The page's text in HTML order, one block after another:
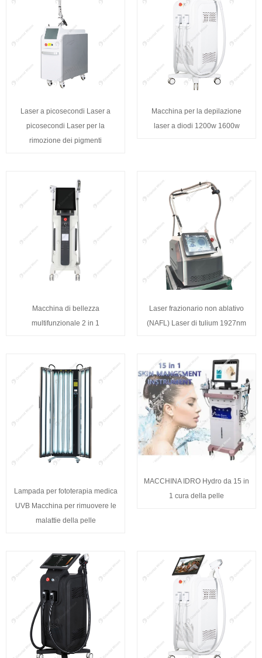
Laser a picosecondi Laser a
picosecondi Laser per la
rimozione dei pigmenti
Macchina per la depilazione
laser a diodi 1200w 1600w
Macchina di bellezza
multifunzionale 2 in 1
Laser frazionario non ablativo
(NAFL) Laser di tulium 1927nm
Lampada per fototerapia medica
UVB Macchina per rimuovere le
malattie della pelle
MACCHINA IDRO Hydro da 15 in
1 cura della pelle